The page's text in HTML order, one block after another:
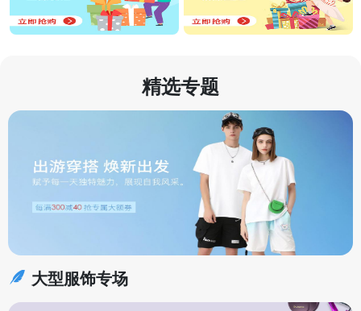
精选专题
大型服饰专场